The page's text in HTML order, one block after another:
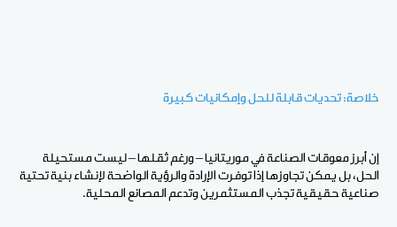
خلاصة: تحديات قابلة للحل وإمكانيات كبيرة
إن أبرز معوقات الصناعة في موريتانيا – ورغم ثقلها – ليست مستحيلة
الحل، بل يمكن تجاوزها إذا توفرت الإرادة والرؤية الواضحة لإنشاء بنية تحتية
صناعية حقيقية تجذب المستثمرين وتدعم المصانع المحلية.